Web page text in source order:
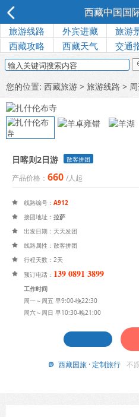
西藏中国国
旅游线路 外宾进藏 旅游
西藏攻略
西藏天气 交通
您的位置: 西藏旅游 > 旅游线路 >
日喀则2日游 散客拼团
产品价格： 660 /人起
 线路编号： A912
 接团地址： 拉萨
 出发日期：天天发团
 线路属性：散客拼团
 行程天数：2天
 预订电话： 139 0891 3899
工作时间
周一～周五 早9:00-晚22:30
周六～周日 早10:30-晚21:00
 西藏国旅 · 定制旅行 不